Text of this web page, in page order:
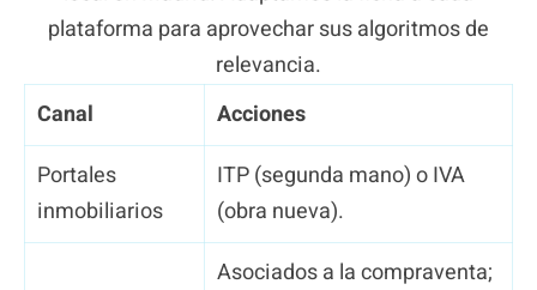
plataforma para aprovechar sus algoritmos de
relevancia.
Canal
Acciones
Portales
inmobiliarios
ITP (segunda mano) o IVA
(obra nueva).
Asociados a la compraventa;